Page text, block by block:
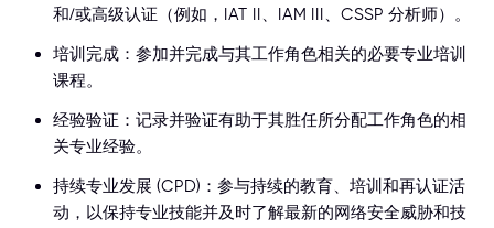
和/或高级认证（例如，IAT II、IAM III、CSSP 分析师）。
培训完成：参加并完成与其工作角色相关的必要专业培训
课程。
经验验证：记录并验证有助于其胜任所分配工作角色的相
关专业经验。
持续专业发展 (CPD)：参与持续的教育、培训和再认证活
动，以保持专业技能并及时了解最新的网络安全威胁和技